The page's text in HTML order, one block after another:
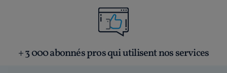
+ 3 000 abonnés pros qui utilisent nos services